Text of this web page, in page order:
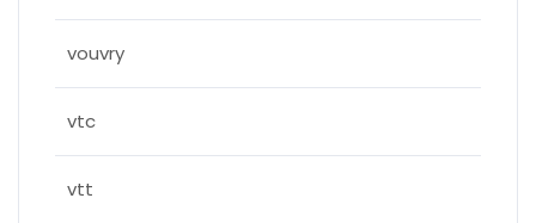
vouvry
vtc
vtt